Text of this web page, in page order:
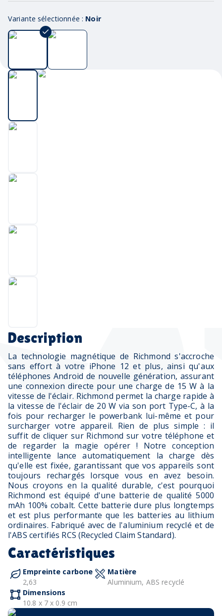
Description
La technologie magnétique de Richmond s'accroche
sans effort à votre iPhone 12 et plus, ainsi qu'aux
téléphones Android de nouvelle génération, assurant
une connexion directe pour une charge de 15 W à la
vitesse de l'éclair. Richmond permet la charge rapide à
la vitesse de l'éclair de 20 W via son port Type-C, à la
fois pour recharger le powerbank lui-même et pour
surcharger votre appareil. Rien de plus simple : il
suffit de cliquer sur Richmond sur votre téléphone et
de regarder la magie opérer ! Notre conception
intelligente lance automatiquement la charge dès
qu'elle est fixée, garantissant que vos appareils sont
toujours rechargés lorsque vous en avez besoin.
Nous croyons en la qualité durable, c'est pourquoi
Richmond est équipé d'une batterie de qualité 5000
mAh 100% cobalt. Cette batterie dure plus longtemps
et est plus performante que les batteries au lithium
ordinaires. Fabriqué avec de l'aluminium recyclé et de
l'ABS certifiés RCS (Recycled Claim Standard).
Caractéristiques
Empreinte carbone
2,63
Matière
Aluminium, ABS recyclé
Dimensions
10.8 x 7 x 0.9 cm
Variante sélectionnée : Noir